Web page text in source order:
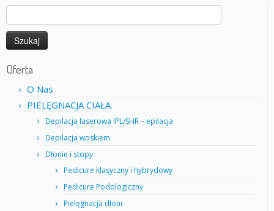
Oferta
O Nas
PIELĘGNACJA CIAŁA
Depilacja laserowa IPL/SHR – epilacja
Depilacja woskiem
Dłonie i stopy
Pedicure klasyczny i hybrydowy
Pedicure Podologiczny
Pielęgnacja dłoni